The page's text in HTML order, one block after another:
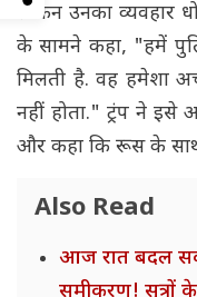
लेकिन उनका व्यवहार
के सामने कहा, "हमें
मिलती है. वह हमेशा
नहीं होता." ट्रंप ने
और कहा कि रूस के साथ
Also Read
आज रात बदल